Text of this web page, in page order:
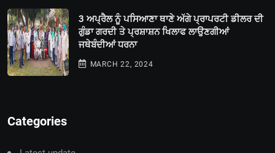
3 ਅਪ੍ਰੈਲ ਨੂੰ ਪਸਿਆਣਾ ਥਾਣੇ ਅੱਗੇ ਪ੍ਰਾਪਰਟੀ ਡੀਲਰ ਦੀ
ਗੁੰਡਾ ਗਰਦੀ ਤੇ ਪ੍ਰਸ਼ਾਸ਼ਨ ਖਿਲਾਫ ਲਾਉਣਗੀਆਂ
ਜਥੇਬੰਦੀਆਂ ਧਰਨਾ
MARCH 22, 2024
Categories